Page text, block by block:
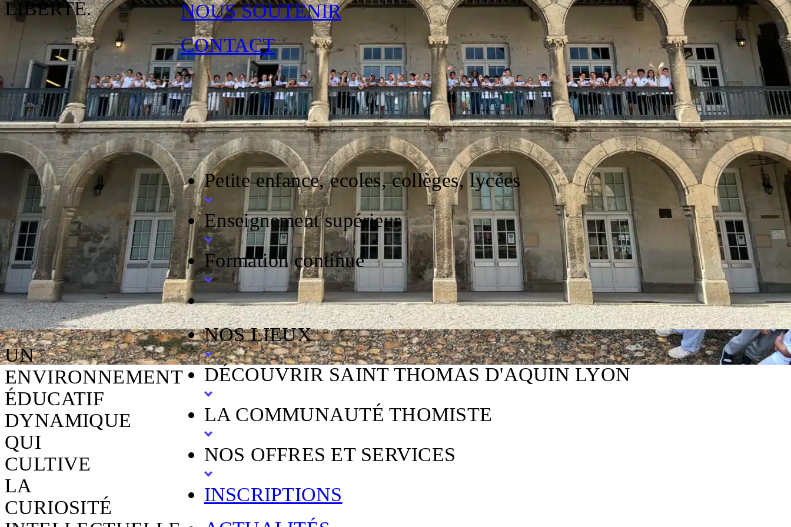
NOUS SOUTENIR
CONTACT
Petite enfance, ecoles, collèges, lycées
Enseignement supérieur
Formation continue
NOS LIEUX
DÉCOUVRIR SAINT THOMAS D'AQUIN LYON
LA COMMUNAUTÉ THOMISTE
NOS OFFRES ET SERVICES
INSCRIPTIONS
LIBERTÉ.
UN PARCOURS ÉDUCATIF COMPLET
PETITE ENFANCE, ECOLES, COLLÈGES, LYCÉES
EN SAVOIR +
SUPÉRIEUR
EN SAVOIR +
FORMATION CONTINUE
EN SAVOIR +
UN
ENVIRONNEMENT
ÉDUCATIF
DYNAMIQUE
QUI
CULTIVE
LA
CURIOSITÉ